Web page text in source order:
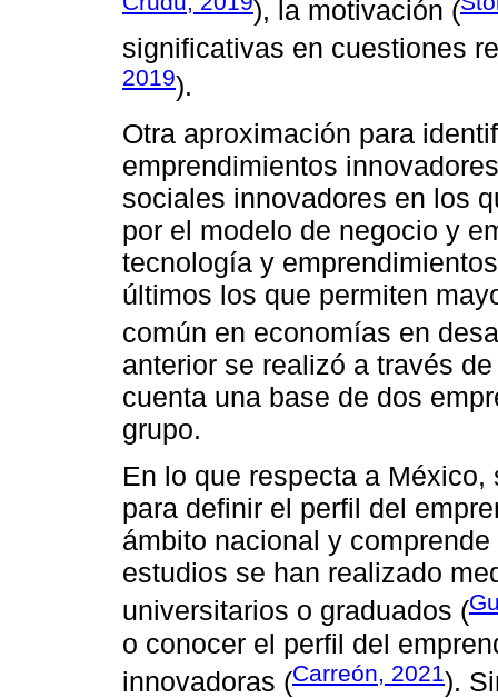
), la motivación (
significativas en cuestiones
2019).
Otra aproximación para
emprendimientos
sociales innovadores en los
por el modelo de negocio y
tecnología y
últimos los que permiten
común en economías en
anterior se realizó a través
cuenta una base de dos
grupo.
En lo que respecta a
para definir el perfil del
ámbito nacional y
estudios se han realizado
universitarios o graduados (
o conocer el perfil del
innovadoras (Carreón, 2021).